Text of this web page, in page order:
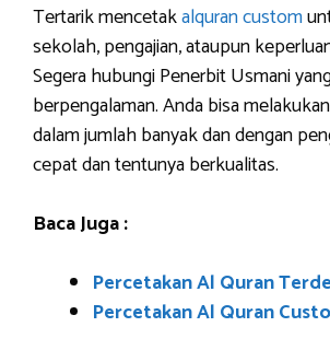
Tertarik mencetakalquran custom
sekolah, pengajian, ataupun
Segera hubungi Penerbit Usmani
berpengalaman. Anda bisa
dalam jumlah banyak dan dengan
cepat dan tentunya berkualitas.
Baca Juga :
Percetakan Al Quran
Percetakan Al Quran